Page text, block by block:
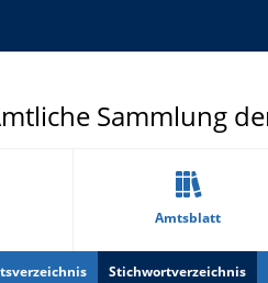
Sammlung
Amtsblatt
Stichwortverzeichnis